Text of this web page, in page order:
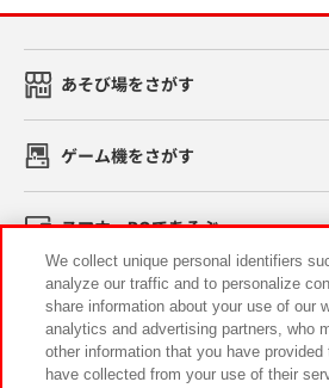
あそび場をさがす
ゲーム機をさがす
スマホ・PCであそぶ
イベント・キャンペーン
We collect unique personal identifiers
analyze our traffic and to personalize
share information about your use of our
analytics and advertising partners, who
other information that you have
have collected from your use of their